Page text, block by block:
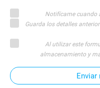
Notifícame cuando
Guarda los detalles
Al utilizar este
almacenamiento y